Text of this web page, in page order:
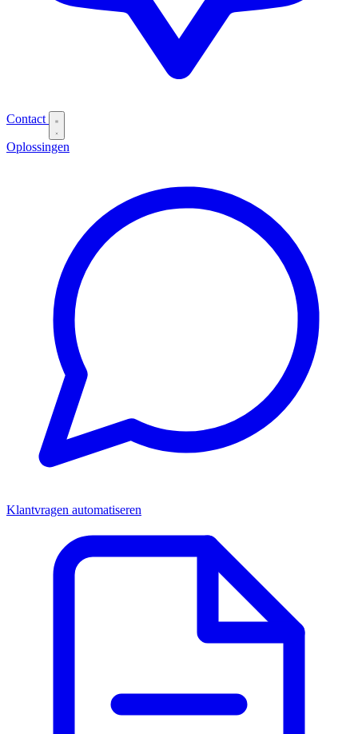
Contact
Oplossingen
Klantvragen automatiseren